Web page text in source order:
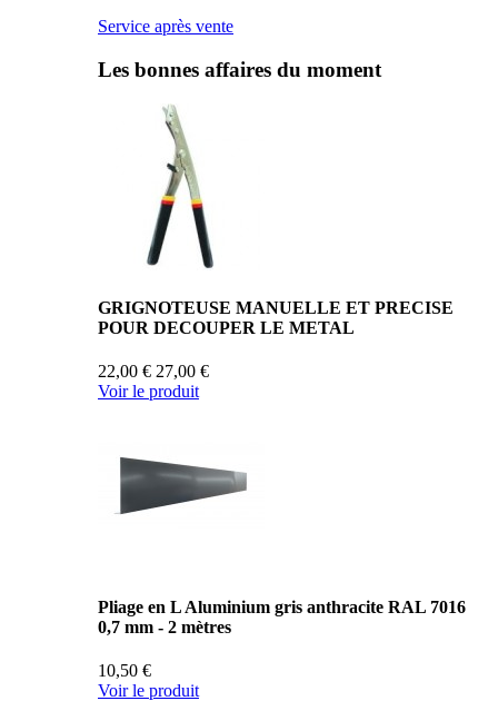
Service après vente
Les bonnes affaires du moment
GRIGNOTEUSE MANUELLE ET PRECISE
POUR DECOUPER LE METAL
22,00 € 27,00 €
Voir le produit
Pliage en L Aluminium gris anthracite RAL 7016
0,7 mm - 2 mètres
10,50 €
Voir le produit